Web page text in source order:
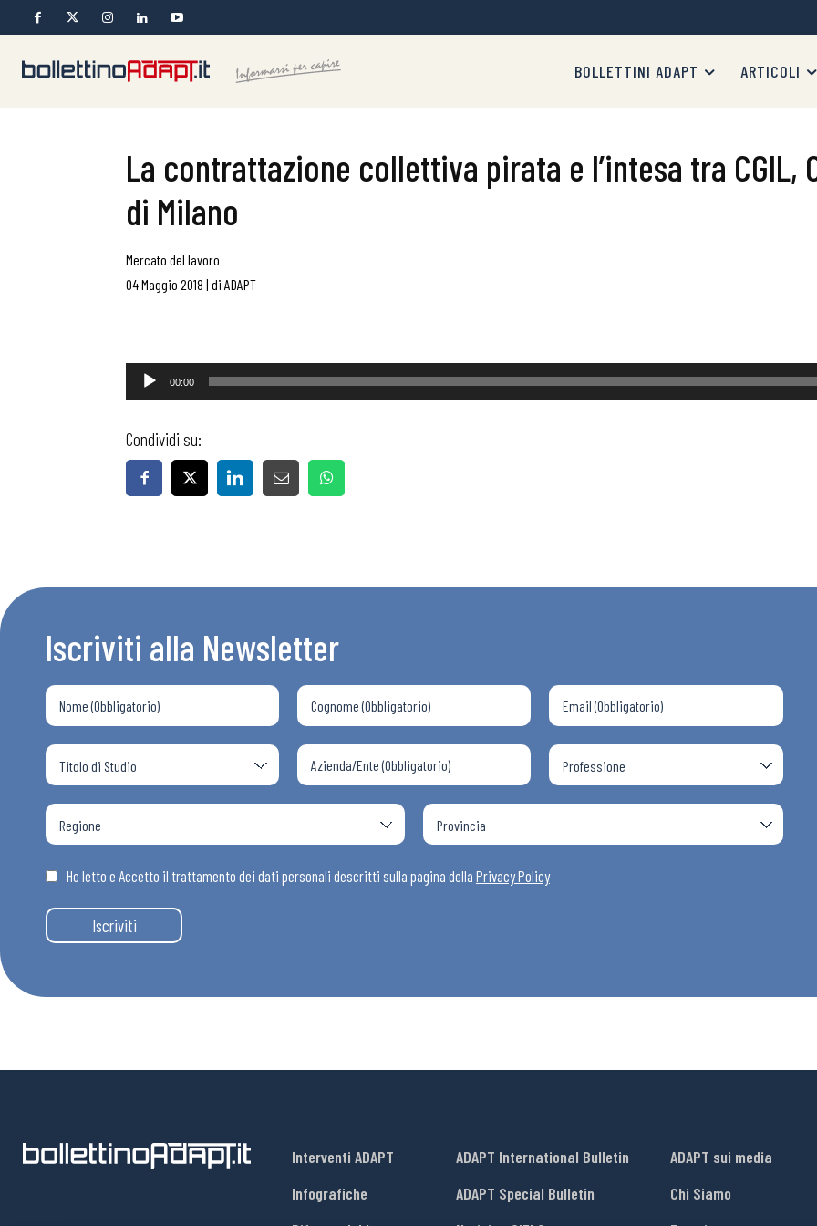
Bollettini ADAPT
Articoli
Osservatori
BOLLETTINI ADAPT ARTICOLI
La contrattazione collettiva pirata e l’intesa tra CGIL,
di Milano
Mercato del lavoro
04 Maggio 2018 | di ADAPT
Audio
Player
00:00
Condividi su:
Iscriviti alla Newsletter
Ho letto e Accetto il trattamento dei dati personali descritti sulla pagina della Privacy Policy
Iscriviti
Interventi ADAPT
Infografiche
ADAPT International Bulletin
ADAPT Special Bulletin
ADAPT sui media
Chi Siamo